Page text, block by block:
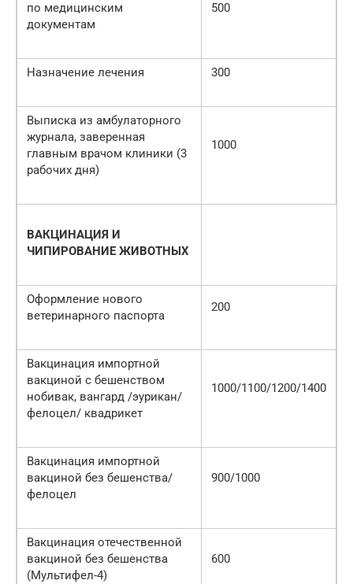
по медицинским
документам
500
Назначение лечения 300
Выписка из амбулаторного
журнала, заверенная
главным врачом клиники (3
рабочих дня)
1000
ВАКЦИНАЦИЯ И
ЧИПИРОВАНИЕ ЖИВОТНЫХ
Оформление нового
ветеринарного паспорта
200
Вакцинация импортной
вакциной с бешенством
нобивак, вангард /эурикан/
фелоцел/ квадрикет
1000/1100/1200/1400
Вакцинация импортной
вакциной без бешенства/
фелоцел
900/1000
Вакцинация отечественной
вакциной без бешенства
(Мультифел-4)
600